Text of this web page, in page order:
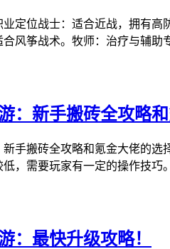
定位战士：适合近战，拥有
风筝战术。牧师：治疗与辅
：新手搬砖全攻略和
新手搬砖全攻略和氪金大佬的
低，需要玩家有一定的操作技
：最快升级攻略！